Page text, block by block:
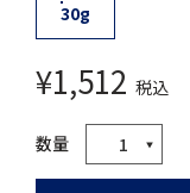
30g
¥1,512 税込